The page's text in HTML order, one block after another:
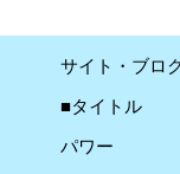
サイト・ブロ
■タイトル
パワー